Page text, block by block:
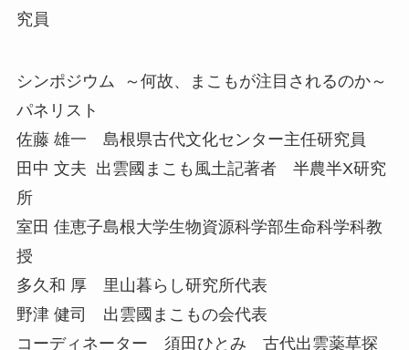
究員
シンポジウム ～何故、まこもが注目されるのか～
パネリスト
佐藤 雄一 島根県古代文化センター主任研究員
田中 文夫 出雲國まこも風土記著者 半農半X研究
所
室田 佳恵子島根大学生物資源科学部生命科学科教
授
多久和 厚 里山暮らし研究所代表
野津 健司 出雲國まこもの会代表
コーディネーター 須田ひとみ 古代出雲薬草探